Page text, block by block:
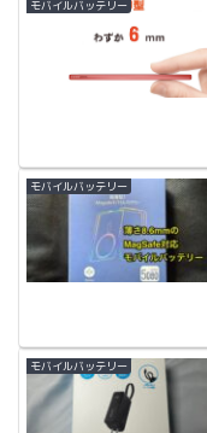
モバイルバッテリー
モバイルバッテリー
モバイルバッテリー